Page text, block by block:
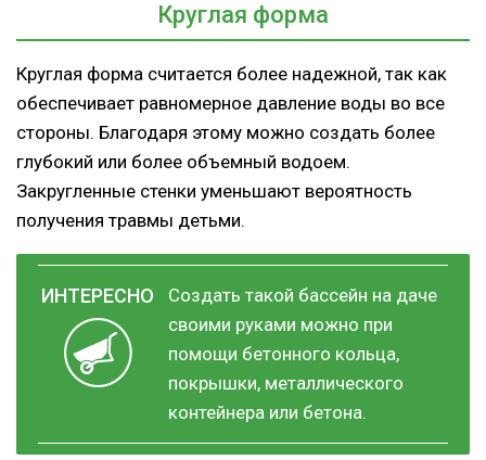
Круглая форма
Круглая форма считается более надежной, так как
обеспечивает равномерное давление воды во все
стороны. Благодаря этому можно создать более
глубокий или более объемный водоем.
Закругленные стенки уменьшают вероятность
получения травмы детьми.
Создать такой бассейн на даче
своими руками можно при
помощи бетонного кольца,
покрышки, металлического
контейнера или бетона.